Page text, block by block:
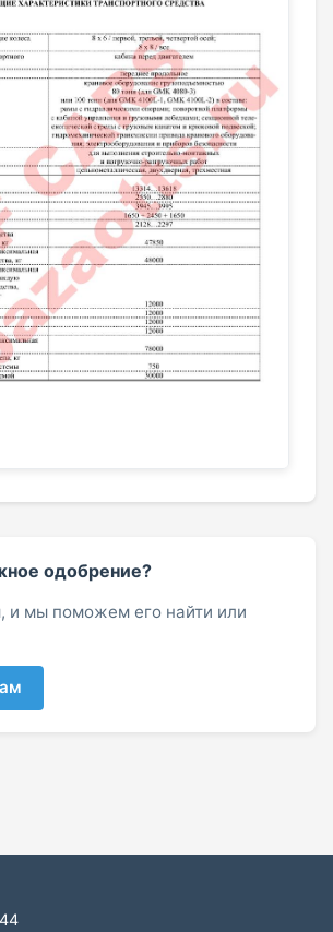
одобрение?
и мы поможем его найти или